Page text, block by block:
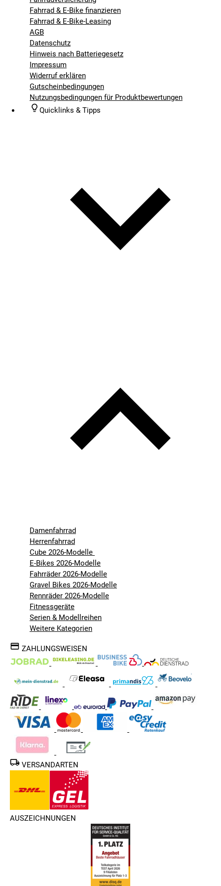
Fahrrad & E-Bike finanzieren
Fahrrad & E-Bike-Leasing
AGB
Datenschutz
Hinweis nach Batteriegesetz
Impressum
Widerruf erklären
Gutscheinbedingungen
Nutzungsbedingungen für Produktbewertungen
Quicklinks & Tipps
Damenfahrrad
Herrenfahrrad
Cube 2026-Modelle
E-Bikes 2026-Modelle
Fahrräder 2026-Modelle
Gravel Bikes 2026-Modelle
Rennräder 2026-Modelle
Fitnessgeräte
Serien & Modellreihen
Weitere Kategorien
ZAHLUNGSWEISEN
VERSANDARTEN
AUSZEICHNUNGEN